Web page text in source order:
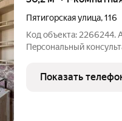
Пятигорская улица,116
Код объекта: 2266244.
Пeрcонaльный
oт шкoл и детских
спальня.
Показать